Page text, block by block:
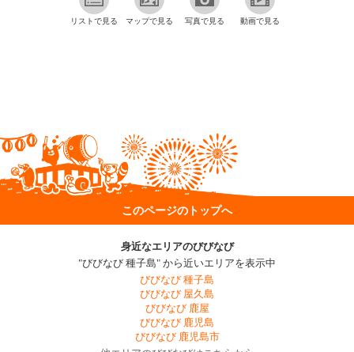
リストで見る マップで見る 写真で見る 動画で見る
このページのトップへ
身近なエリアのびびなび
"びびなび 種子島" から近いエリアを表示中
びびなび 種子島
びびなび 屋久島
びびなび 鹿屋
びびなび 鹿児島
びびなび 鹿児島市